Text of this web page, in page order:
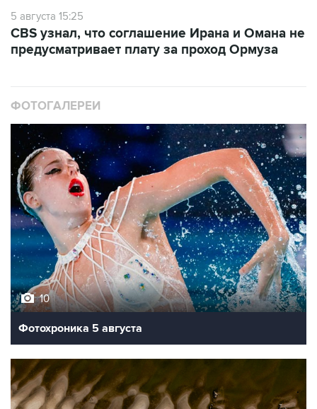
5 августа 15:25
CBS узнал, что соглашение Ирана и Омана не
предусматривает плату за проход Ормуза
ФОТОГАЛЕРЕИ
10
Фотохроника 5 августа